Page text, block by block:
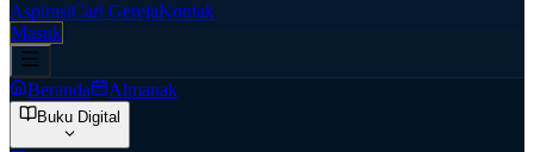
AspirasiCari GerejaKontak
Masuk
Beranda Almanak
Buku Digital